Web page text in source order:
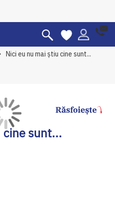
Nici eu nu mai ştiu cine sunt...
cine sunt...